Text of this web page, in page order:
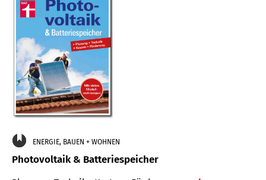
ENERGIE, BAUEN + WOHNEN
Photovoltaik & Batteriespeicher